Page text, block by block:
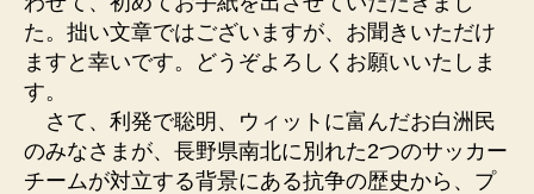
た。拙い文章ではございますが、お聞きいただけ
ますと幸いです。どうぞよろしくお願いいたしま
す。
さて、利発で聡明、ウィットに富んだお白洲民
のみなさまが、長野県南北に別れた2つのサッカー
チームが対立する背景にある抗争の歴史から、プ